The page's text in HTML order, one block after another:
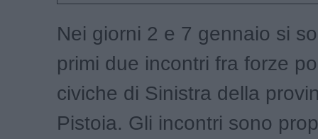
Nei giorni 2 e 7 gennaio si
primi due incontri fra forze
civiche di Sinistra della
Pistoia. Gli incontri sono